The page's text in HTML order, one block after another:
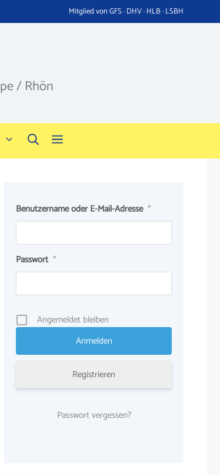
Mitglied von GFS · DHV · HLB · LSBH
/ Rhön
Benutzername oder E-Mail-Adresse *
Passwort *
Angemeldet bleiben
Registrieren
Passwort vergessen?